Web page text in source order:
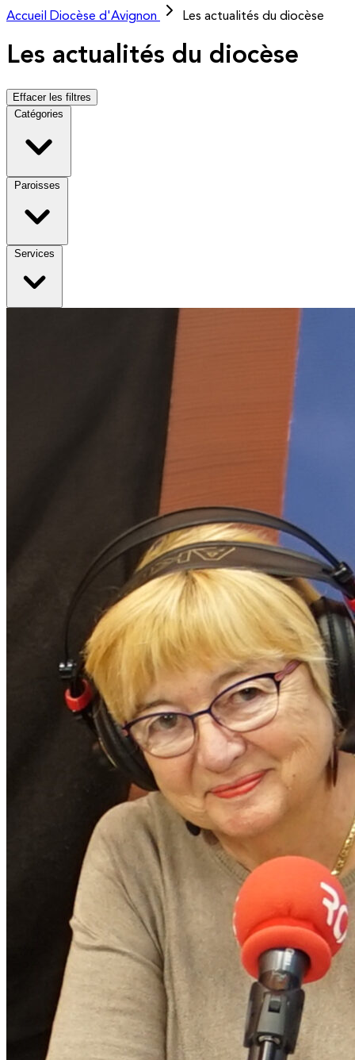
Accueil
Diocèse d'Avignon Les actualités du diocèse
Les actualités du diocèse
Effacer les filtres
Catégories
Paroisses
Services